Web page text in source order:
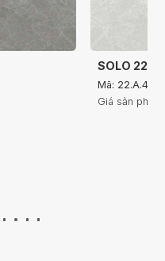
SOLO
Mã:
Giá sản